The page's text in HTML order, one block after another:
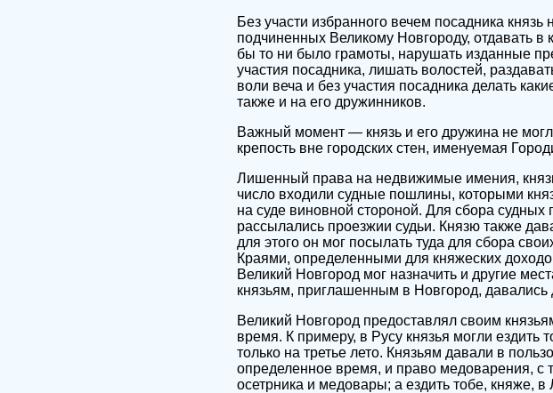
Без участи избранного вечем посадника
подчиненных Великому Новгороду, отдавать
бы то ни было грамоты, нарушать изданные
участия посадника, лишать волостей,
воли веча и без участия посадника делать
также и на его дружинников.
Важный момент — князь и его дружина не
крепость вне городских стен, именуемая
Лишенный права на недвижимые имения,
число входили судные пошлины, которыми
на суде виновной стороной. Для сбора
рассылались проезжии судьи. Князю также
для этого он мог посылать туда для сбора
Краями, определенными для княжеских
Великий Новгород мог назначить и другие
князьям, приглашенным в Новгород, давались
Великий Новгород предоставлял своим
время. К примеру, в Русу князья могли ездить
только на третье лето. Князьям давали в
определенное время, и право медоварения, с
осетрника и медовары; а ездить тобе, княже, в